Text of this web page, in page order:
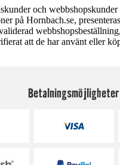
och
på Hornbach.se,
att de har använt eller
Betalningsmöjligheter